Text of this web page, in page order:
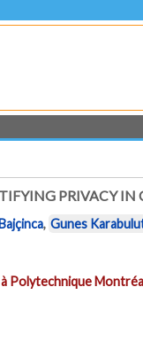
PRIVACY IN
, Gunes
Polytechnique